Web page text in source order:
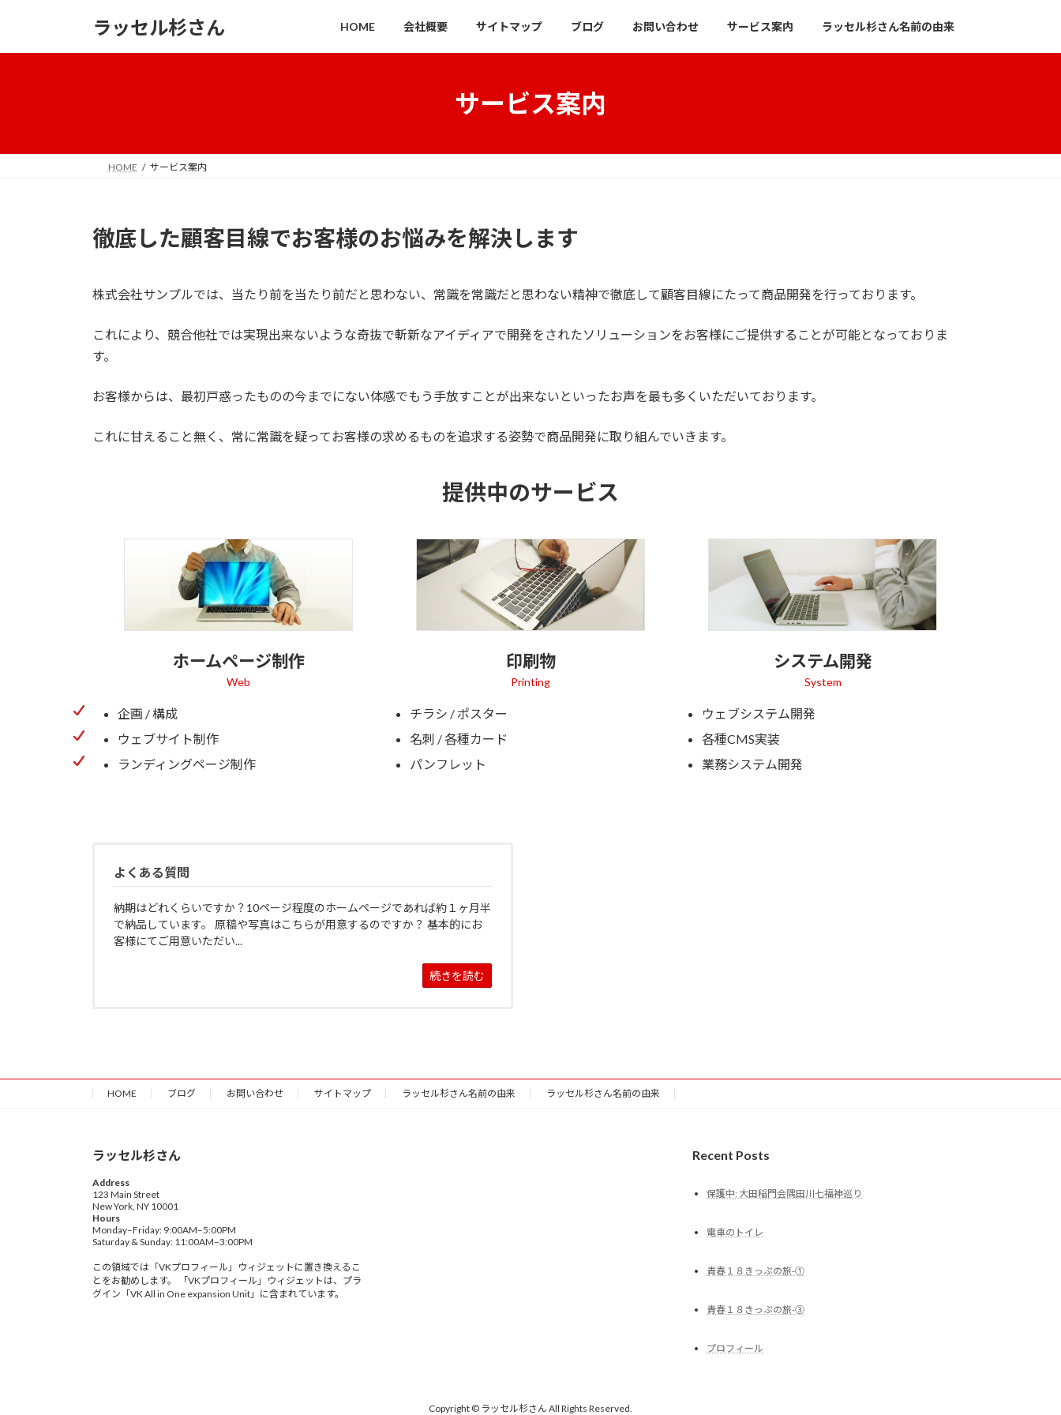
ラッセル杉さん HOME 会社概要 サイトマップ ブログ お問い合わせ サービス案内 ラッセル杉さん名前の由来
サービス案内
HOME サービス案内
徹底した顧客目線でお客様のお悩みを解決します
株式会社サンプルでは、当たり前を当たり前だと思わない、常識を常識だと思わない精神で徹底して顧客目線にたって商品開発を行っております。
これにより、競合他社では実現出来ないような奇抜で斬新なアイディアで開発をされたソリューションをお客様にご提供することが可能となっておりま
す。
お客様からは、最初戸惑ったものの今までにない体感でもう手放すことが出来ないといったお声を最も多くいただいております。
これに甘えること無く、常に常識を疑ってお客様の求めるものを追求する姿勢で商品開発に取り組んでいきます。
提供中のサービス
ホームページ制作
Web
企画 / 構成
ウェブサイト制作
ランディングページ制作
印刷物
Printing
チラシ / ポスター
名刺 / 各種カード
パンフレット
システム開発
System
ウェブシステム開発
各種CMS実装
業務システム開発
よくある質問
納期はどれくらいですか？10ページ程度のホームページであれば約１ヶ月半
で納品しています。 原稿や写真はこちらが用意するのですか？ 基本的にお
客様にてご用意いただい...
続きを読む
HOME ブログ お問い合わせ サイトマップ ラッセル杉さん名前の由来 ラッセル杉さん名前の由来
ラッセル杉さん
Address
123 Main Street
New York, NY 10001
Hours
Monday–Friday: 9:00AM–5:00PM
Saturday & Sunday: 11:00AM–3:00PM
この領域では「VKプロフィール」ウィジェットに置き換えるこ
とをお勧めします。 「VKプロフィール」ウィジェットは、プラ
グイン「VK All in One expansion Unit」に含まれています。
Recent Posts
保護中: 大田稲門会隅田川七福神巡り
電車のトイレ
青春１８きっぷの旅-①
青春１８きっぷの旅-③
プロフィール
Copyright © ラッセル杉さん All Rights Reserved.